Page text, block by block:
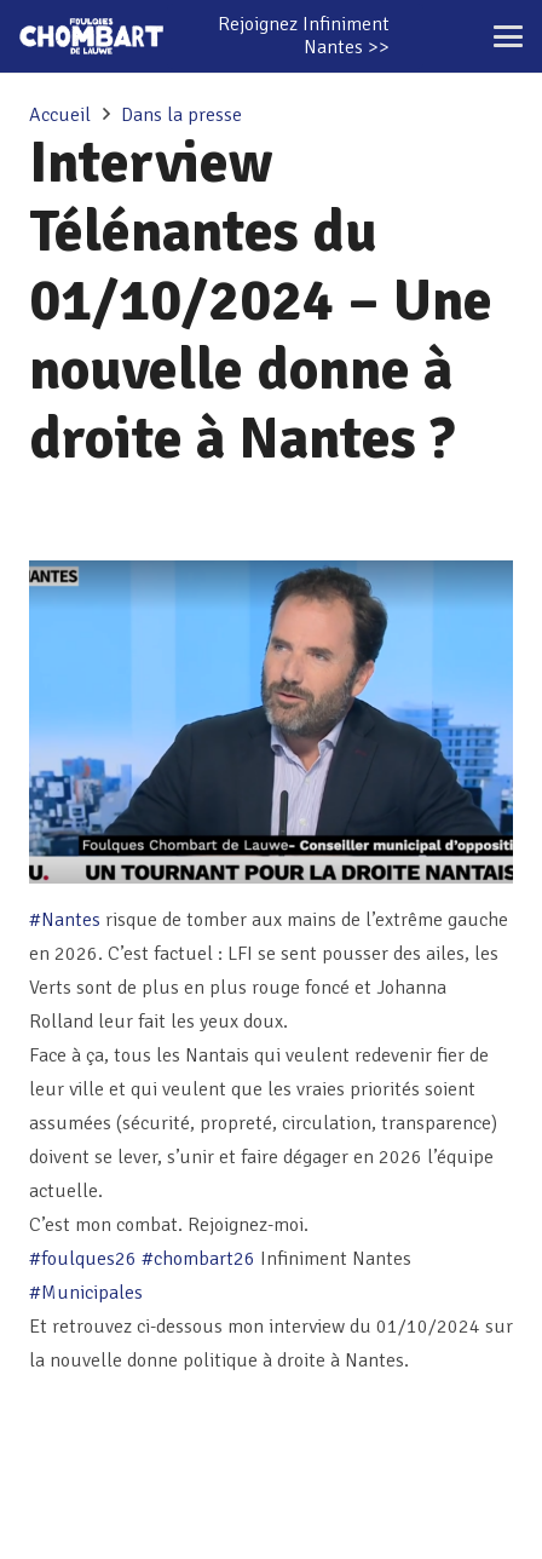
Rejoignez Infiniment
Nantes >>
Accueil Dans la presse
Interview
Télénantes du
01/10/2024 – Une
nouvelle donne à
droite à Nantes ?
#Nantes risque de tomber aux mains de l’extrême gauche
en 2026. C’est factuel : LFI se sent pousser des ailes, les
Verts sont de plus en plus rouge foncé et Johanna
Rolland leur fait les yeux doux.
Face à ça, tous les Nantais qui veulent redevenir fier de
leur ville et qui veulent que les vraies priorités soient
assumées (sécurité, propreté, circulation, transparence)
doivent se lever, s’unir et faire dégager en 2026 l’équipe
actuelle.
C’est mon combat. Rejoignez-moi.
#foulques26 #chombart26 Infiniment Nantes
#Municipales
Et retrouvez ci-dessous mon interview du 01/10/2024 sur
la nouvelle donne politique à droite à Nantes.